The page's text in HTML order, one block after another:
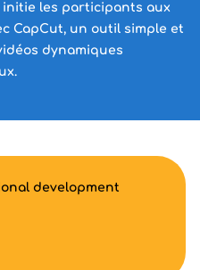
initie les participants aux
CapCut, un outil simple et
dynamiques
development